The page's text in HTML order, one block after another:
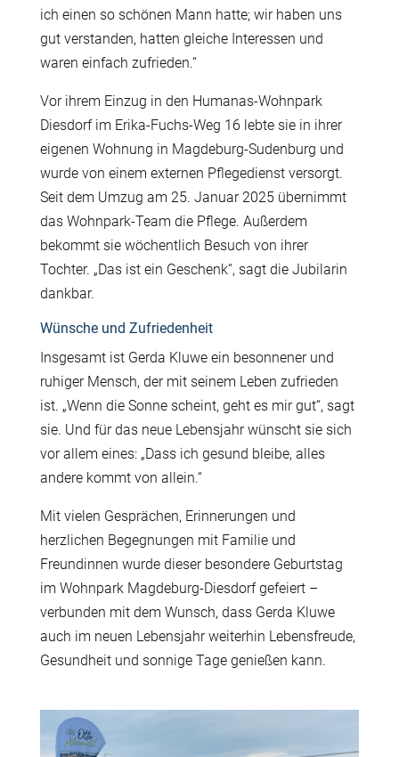
ich einen so schönen Mann hatte; wir haben uns
gut verstanden, hatten gleiche Interessen und
waren einfach zufrieden.“
Vor ihrem Einzug in den Humanas-Wohnpark
Diesdorf im Erika-Fuchs-Weg 16 lebte sie in ihrer
eigenen Wohnung in Magdeburg-Sudenburg und
wurde von einem externen Pflegedienst versorgt.
Seit dem Umzug am 25. Januar 2025 übernimmt
das Wohnpark-Team die Pflege. Außerdem
bekommt sie wöchentlich Besuch von ihrer
Tochter. „Das ist ein Geschenk“, sagt die Jubilarin
dankbar.
Wünsche und Zufriedenheit
Insgesamt ist Gerda Kluwe ein besonnener und
ruhiger Mensch, der mit seinem Leben zufrieden
ist. „Wenn die Sonne scheint, geht es mir gut“, sagt
sie. Und für das neue Lebensjahr wünscht sie sich
vor allem eines: „Dass ich gesund bleibe, alles
andere kommt von allein.“
Mit vielen Gesprächen, Erinnerungen und
herzlichen Begegnungen mit Familie und
Freundinnen wurde dieser besondere Geburtstag
im Wohnpark Magdeburg-Diesdorf gefeiert –
verbunden mit dem Wunsch, dass Gerda Kluwe
auch im neuen Lebensjahr weiterhin Lebensfreude,
Gesundheit und sonnige Tage genießen kann.